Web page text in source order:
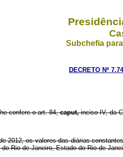
Subchefia
DECRETO Nº
confere o art. 84,caput,inciso IV, da
2012, os valores das diárias
Rio de Janeiro, Estado do Rio de